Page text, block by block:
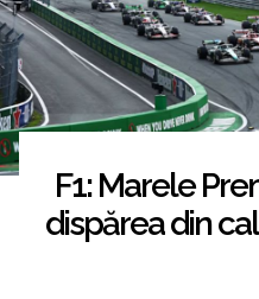
F1: Marele
dispărea din